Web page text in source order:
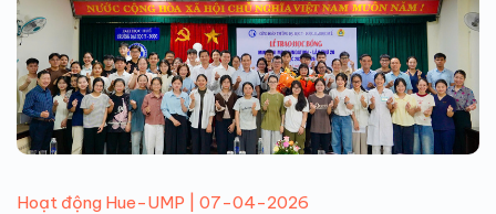
Hoạt động Hue-UMP | 07-04-2026